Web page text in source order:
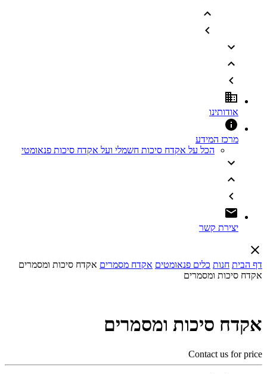
אודותינו
מרכז המידע
הכל על אקדח סיכות חשמלי ועל אקדח סיכות פנאומטי
יצירת קשר
דף הבית חנות כלים פנאומטים אקדח מסמרים אקדח סיכות ומסמרים
אקדח סיכות ומסמרים
אקדח סיכות ומסמרים
Contact us for price